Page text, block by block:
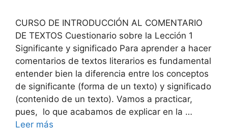
CURSO DE INTRODUCCIÓN AL COMENTARIO
DE TEXTOS Cuestionario sobre la Lección 1
Significante y significado Para aprender a hacer
comentarios de textos literarios es fundamental
entender bien la diferencia entre los conceptos
de significante (forma de un texto) y significado
(contenido de un texto). Vamos a practicar,
pues, lo que acabamos de explicar en la …
Leer más